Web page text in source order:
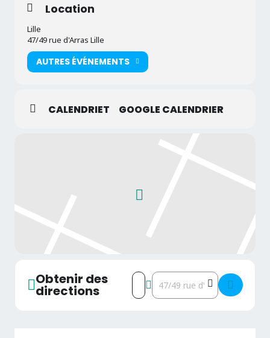
Location
Lille
47/49 rue d'Arras Lille
AUTRES ÉVÉNEMENTS
CALENDRIET GOOGLE CALENDRIER
Obtenir des
directions
Address - Séries Mania 2025 :
Destination Address -